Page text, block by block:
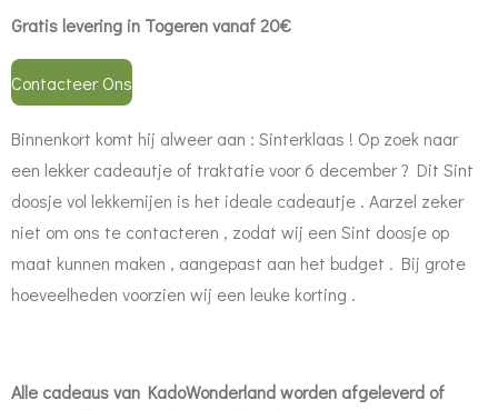
Gratis levering in Togeren vanaf 20€
Contacteer Ons
Binnenkort komt hij alweer aan : Sinterklaas ! Op zoek naar
een lekker cadeautje of traktatie voor 6 december ? Dit Sint
doosje vol lekkernijen is het ideale cadeautje . Aarzel zeker
niet om ons te contacteren , zodat wij een Sint doosje op
maat kunnen maken , aangepast aan het budget . Bij grote
hoeveelheden voorzien wij een leuke korting .
Alle cadeaus van KadoWonderland worden afgeleverd of